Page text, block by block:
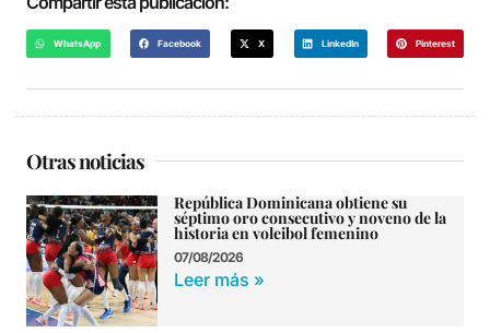
WhatsApp Facebook X LinkedIn Pinterest
Otras noticias
República Dominicana obtiene su
séptimo oro consecutivo y noveno de la
historia en voleibol femenino
07/08/2026
Leer más »